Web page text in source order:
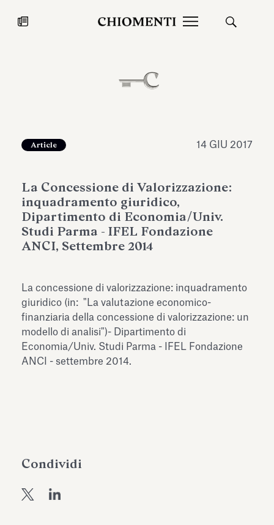
27 LUG 2026
Fondazione Torlonia inaugura la
dell’Antiquarium di Villa Albani
Torlonia
Leggi tutto
Article 14 GIU 2017
La Concessione di Valorizzazione:
inquadramento giuridico,
Dipartimento di Economia/Univ.
Studi Parma - IFEL Fondazione
ANCI, Settembre 2014
La concessione di valorizzazione: inquadramento
giuridico (in: "La valutazione economico-
finanziaria della concessione di valorizzazione: un
modello di analisi")- Dipartimento di
Economia/Univ. Studi Parma - IFEL Fondazione
ANCI - settembre 2014.
Condividi